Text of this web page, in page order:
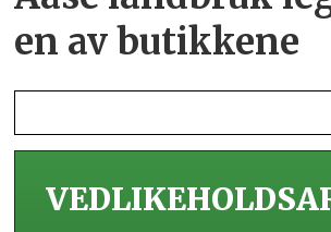
en av butikkene